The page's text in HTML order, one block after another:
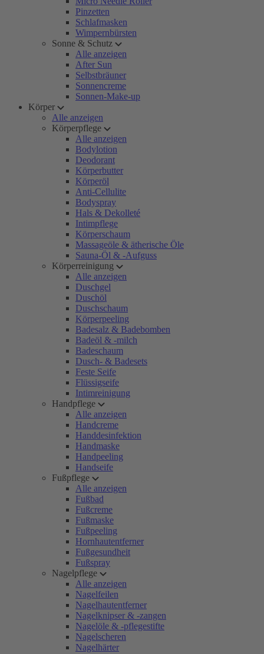
Pinzetten
Schlafmasken
Wimpernbürsten
Sonne & Schutz
Alle anzeigen
After Sun
Selbstbräuner
Sonnencreme
Sonnen-Make-up
Körper
Alle anzeigen
Körperpflege
Alle anzeigen
Bodylotion
Deodorant
Körperbutter
Körperöl
Anti-Cellulite
Bodyspray
Hals & Dekolleté
Intimpflege
Körperschaum
Massageöle & ätherische Öle
Sauna-Öl & -Aufguss
Körperreinigung
Alle anzeigen
Duschgel
Duschöl
Duschschaum
Körperpeeling
Badesalz & Badebomben
Badeöl & -milch
Badeschaum
Dusch- & Badesets
Feste Seife
Flüssigseife
Intimreinigung
Handpflege
Alle anzeigen
Handcreme
Handdesinfektion
Handmaske
Handpeeling
Handseife
Fußpflege
Alle anzeigen
Fußbad
Fußcreme
Fußmaske
Fußpeeling
Hornhautentferner
Fußgesundheit
Fußspray
Nagelpflege
Alle anzeigen
Nagelfeilen
Nagelhautentferner
Nagelknipser & -zangen
Nagelöle & -pflegestifte
Nagelscheren
Nagelhärter